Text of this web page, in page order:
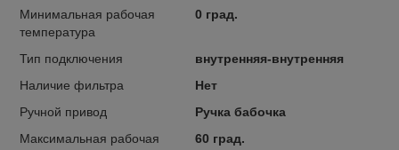
Минимальная рабочая
температура
0 град.
Тип подключения
внутренняя-внутренняя
Наличие фильтра
Нет
Ручной привод
Ручка бабочка
Максимальная рабочая
60 град.